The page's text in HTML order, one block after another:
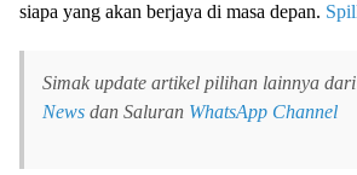
siapa yang akan berjaya di masa depan.
Simak update artikel pilihan lainnya
News dan Saluran WhatsApp Channel